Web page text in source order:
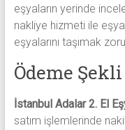
eşyaların yerinde
nakliye hizmeti ile
eşyalarını taşımak
Ödeme Şekli
İstanbul Adalar 2. El
satım işlemlerinde